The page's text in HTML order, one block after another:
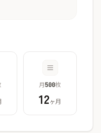
月500枚
12ヶ月